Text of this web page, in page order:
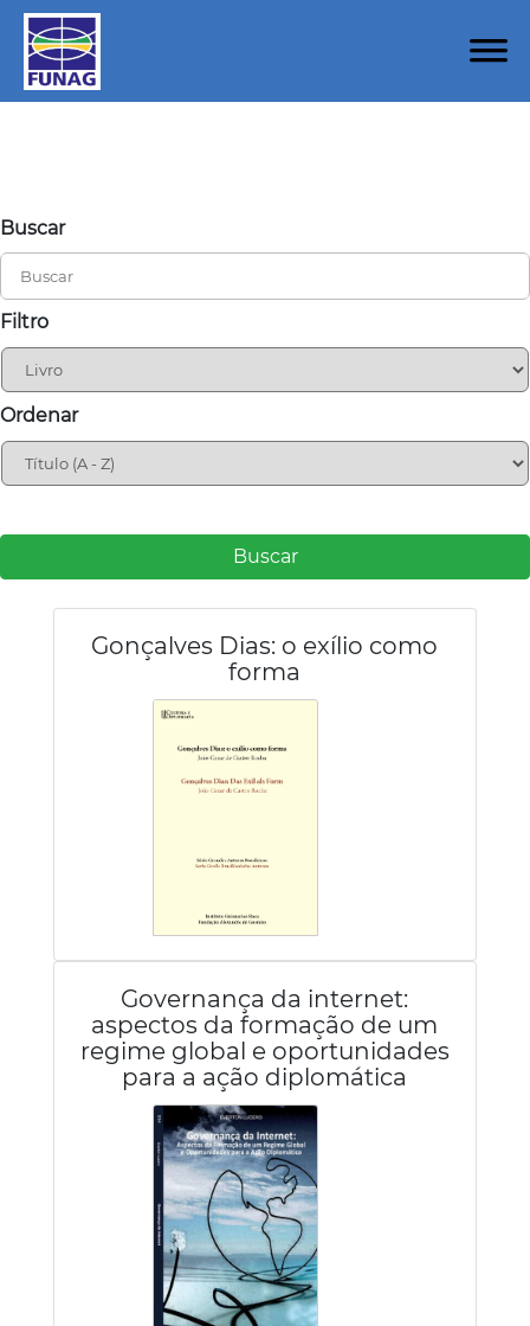
Buscar
Filtro
Ordenar
Buscar
Gonçalves Dias: o exílio como
forma
Governança da internet:
aspectos da formação de um
regime global e oportunidades
para a ação diplomática